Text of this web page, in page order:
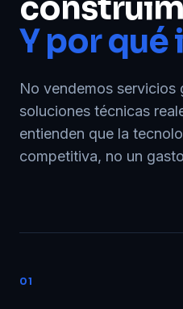
Y por
No vendemos servicios
soluciones técnicas
entienden que la
competitiva, no un
01